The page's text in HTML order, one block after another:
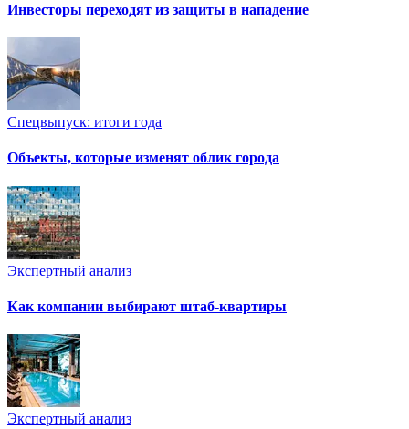
Инвесторы переходят из защиты в нападение
Спецвыпуск: итоги года
Объекты, которые изменят облик города
Экспертный анализ
Как компании выбирают штаб-квартиры
Экспертный анализ